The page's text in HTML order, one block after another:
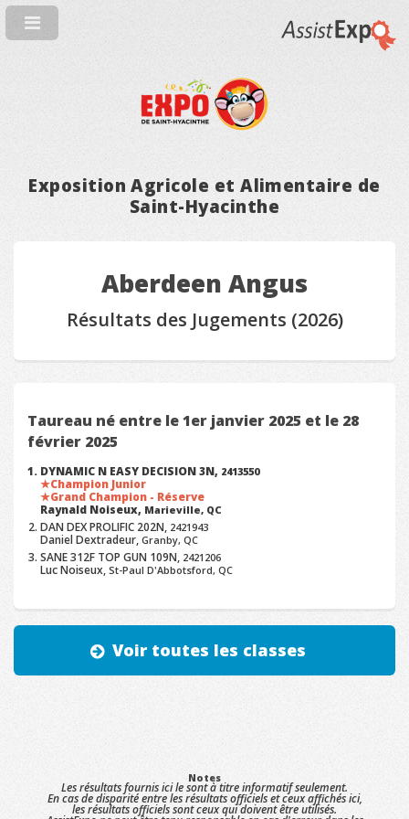
Exposition Agricole et Alimentaire de
Saint-Hyacinthe
Aberdeen Angus
Résultats des Jugements (2026)
Taureau né entre le 1er janvier 2025 et le 28
février 2025
DYNAMIC N EASY DECISION 3N, 2413550
Champion Junior
Grand Champion - Réserve
Raynald Noiseux, Marieville, QC
DAN DEX PROLIFIC 202N, 2421943
Daniel Dextradeur,Granby, QC
SANE 312F TOP GUN 109N, 2421206
Luc Noiseux,St-Paul D'Abbotsford, QC
Voir toutes les classes
Notes
Les résultats fournis ici le sont à titre informatif seulement.
En cas de disparité entre les résultats officiels et ceux affichés ici,
les résultats officiels sont ceux qui doivent être utilisés.